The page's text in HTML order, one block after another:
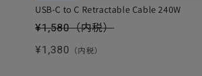
USB-C to C Retractable Cable 240W
セール価格
¥1,580（内税）
通常価格
¥1,380 （内税）